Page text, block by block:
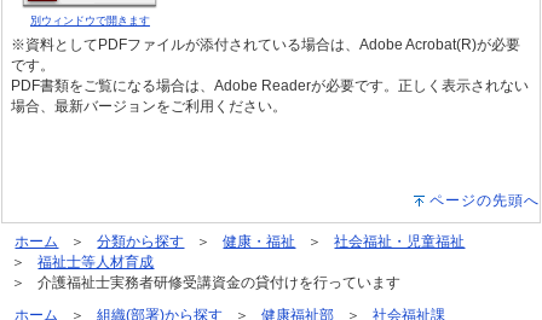
別ウィンドウで開きます
※資料としてPDFファイルが添付されている場合は、Adobe Acrobat(R)が必要
です。
PDF書類をご覧になる場合は、Adobe Readerが必要です。正しく表示されない
場合、最新バージョンをご利用ください。
ページの先頭へ
ホーム 分類から探す 健康・福祉
社会福祉・児童福祉
福祉士等人材育成
介護福祉士実務者研修受講資金の貸付けを行っています
ホーム
組織(部署)から探す 健康福祉部 社会福祉課